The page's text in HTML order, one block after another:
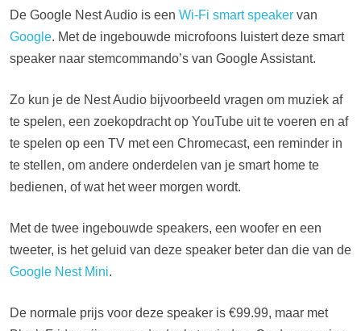
De Google Nest Audio is een Wi-Fi smart speaker van
Google. Met de ingebouwde microfoons luistert deze smart
speaker naar stemcommando’s van Google Assistant.
Zo kun je de Nest Audio bijvoorbeeld vragen om muziek af
te spelen, een zoekopdracht op YouTube uit te voeren en af
te spelen op een TV met een Chromecast, een reminder in
te stellen, om andere onderdelen van je smart home te
bedienen, of wat het weer morgen wordt.
Met de twee ingebouwde speakers, een woofer en een
tweeter, is het geluid van deze speaker beter dan die van de
Google Nest Mini.
De normale prijs voor deze speaker is €99.99, maar met